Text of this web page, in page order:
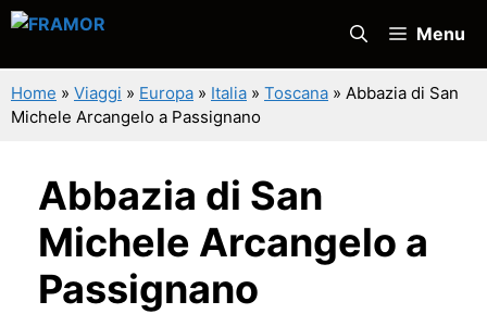
Vai
contenuto
Menu
Home » Viaggi » Europa » Italia » Toscana » Abbazia di San
Michele Arcangelo a Passignano
Abbazia di San
Michele Arcangelo a
Passignano